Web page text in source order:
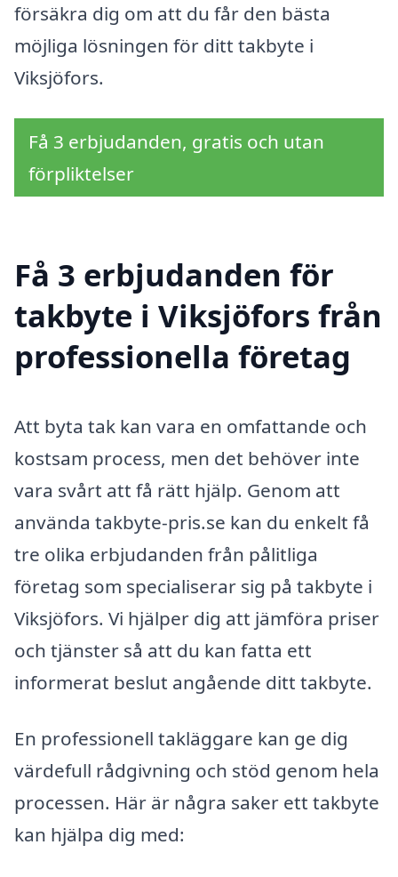
försäkra dig om att du får den bästa
möjliga lösningen för ditt takbyte i
Viksjöfors.
Få 3 erbjudanden, gratis och utan
förpliktelser
Få 3 erbjudanden för
takbyte i Viksjöfors från
professionella företag
Att byta tak kan vara en omfattande och
kostsam process, men det behöver inte
vara svårt att få rätt hjälp. Genom att
använda takbyte-pris.se kan du enkelt få
tre olika erbjudanden från pålitliga
företag som specialiserar sig på takbyte i
Viksjöfors. Vi hjälper dig att jämföra priser
och tjänster så att du kan fatta ett
informerat beslut angående ditt takbyte.
En professionell takläggare kan ge dig
värdefull rådgivning och stöd genom hela
processen. Här är några saker ett takbyte
kan hjälpa dig med: